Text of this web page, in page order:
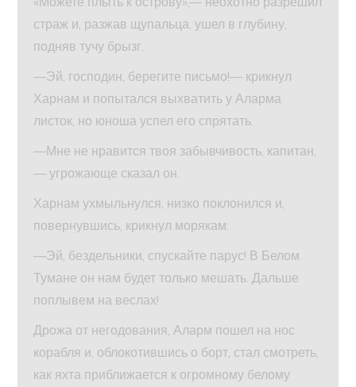
страж и, разжав щупальца, ушел в глубину,
подняв тучу брызг.
—Эй, господин, берегите письмо!— крикнул
Харнам и попытался выхватить у Аларма
листок, но юноша успел его спрятать.
—Мне не нравится твоя забывчивость, капитан,
— угрожающе сказал он.
Харнам ухмыльнулся, низко поклонился и,
повернувшись, крикнул морякам:
—Эй, бездельники, спускайте парус! В Белом
Тумане он нам будет только мешать. Дальше
поплывем на веслах!
Дрожа от негодования, Аларм пошел на нос
корабля и, облокотившись о борт, стал смотреть,
как яхта приближается к огромному белому